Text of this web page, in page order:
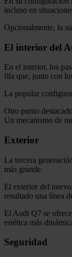
incluso en
Opcionalmente, la
El interior del
En el interior, los
fila que, junto con
La popular
Otro punto
Un mecanismo de
Exterior
La tercera
más grande.
El exterior del
resultado una línea
El Audi Q7 se
estética más
Seguridad